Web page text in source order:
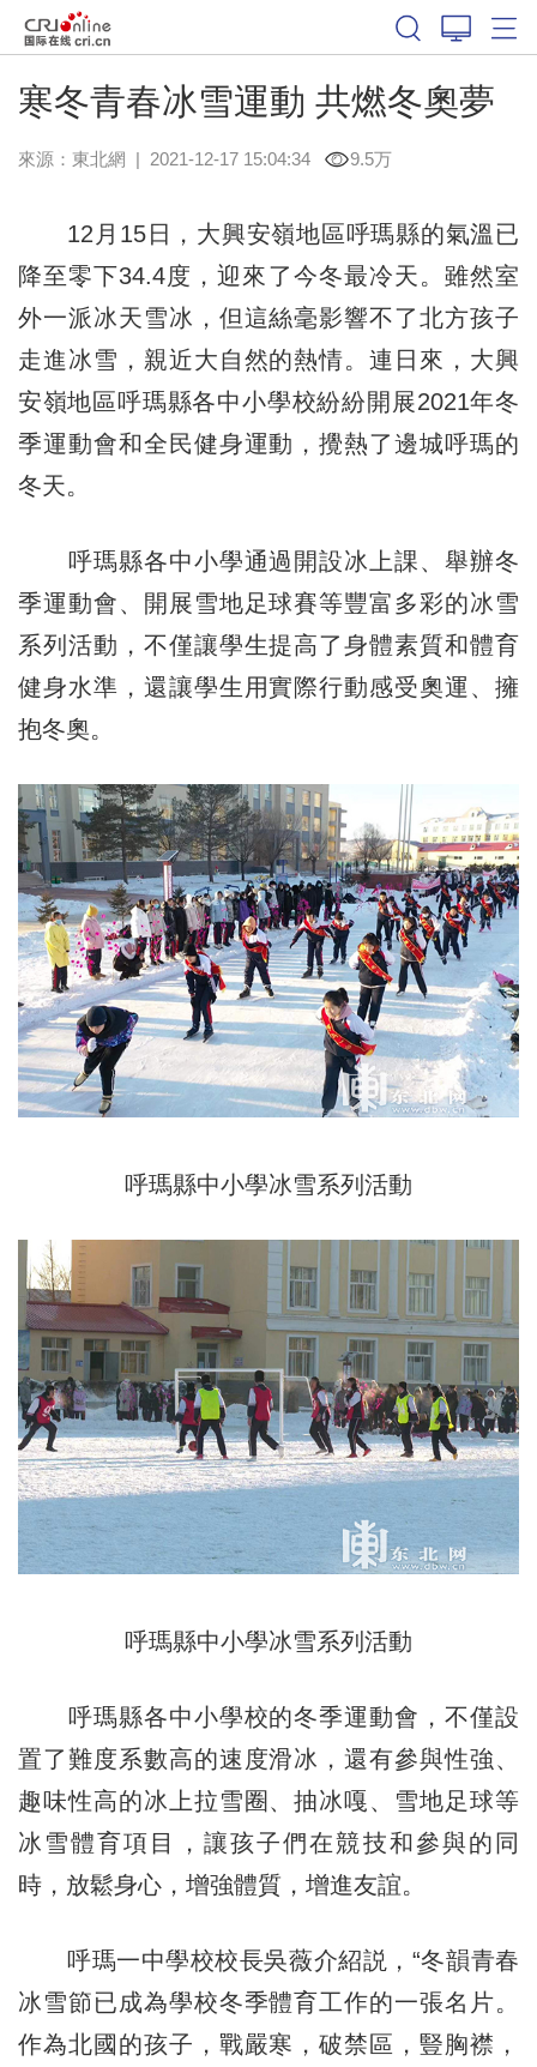
寒冬青春冰雪運動 共燃冬奧夢
來源： 東北網 | 2021-12-17 15:04:34 9.5万
12月15日，大興安嶺地區呼瑪縣的氣溫已
降至零下34.4度，迎來了今冬最冷天。雖然室
外一派冰天雪冰，但這絲毫影響不了北方孩子
走進冰雪，親近大自然的熱情。連日來，大興
安嶺地區呼瑪縣各中小學校紛紛開展2021年冬
季運動會和全民健身運動，攪熱了邊城呼瑪的
冬天。
呼瑪縣各中小學通過開設冰上課、舉辦冬
季運動會、開展雪地足球賽等豐富多彩的冰雪
系列活動，不僅讓學生提高了身體素質和體育
健身水準，還讓學生用實際行動感受奧運、擁
抱冬奧。
呼瑪縣中小學冰雪系列活動
呼瑪縣中小學冰雪系列活動
呼瑪縣各中小學校的冬季運動會，不僅設
置了難度系數高的速度滑冰，還有參與性強、
趣味性高的冰上拉雪圈、抽冰嘎、雪地足球等
冰雪體育項目，讓孩子們在競技和參與的同
時，放鬆身心，增強體質，增進友誼。
呼瑪一中學校校長吳薇介紹説，“冬韻青春
冰雪節已成為學校冬季體育工作的一張名片。
作為北國的孩子，戰嚴寒，破禁區，豎胸襟，